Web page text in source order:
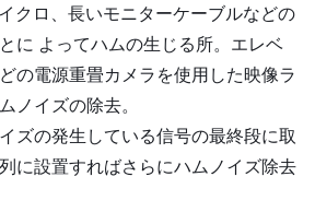
クロ、長いモニターケーブルなどの
に よってハムの生じる所。エレベ
の電源重畳カメラを使用した映像ラ
ノイズの除去。
ズの発生している信号の最終段に取
に設置すればさらにハムノイズ除去